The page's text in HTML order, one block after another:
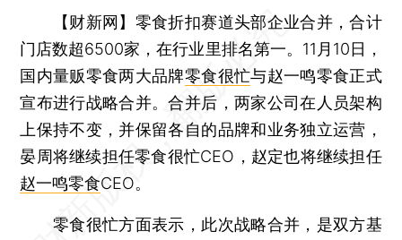
【财新网】 零食折扣赛道头部企业合并，合计
门店数超6500家，在行业里排名第一。11月10日，
国内量贩零食两大品牌零食很忙与赵一鸣零食正式
宣布进行战略合并。合并后，两家公司在人员架构
上保持不变，并保留各自的品牌和业务独立运营，
晏周将继续担任零食很忙CEO，赵定也将继续担任
赵一鸣零食CEO。
零食很忙方面表示，此次战略合并，是双方基